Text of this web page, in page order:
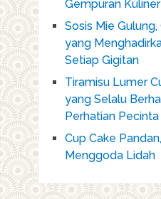
Gempuran
Sosis Mie
yang
Setiap Gigitan
Tiramisu Lumer
yang Selalu
Perhatian Pecinta
Cup Cake
Menggoda Lidah